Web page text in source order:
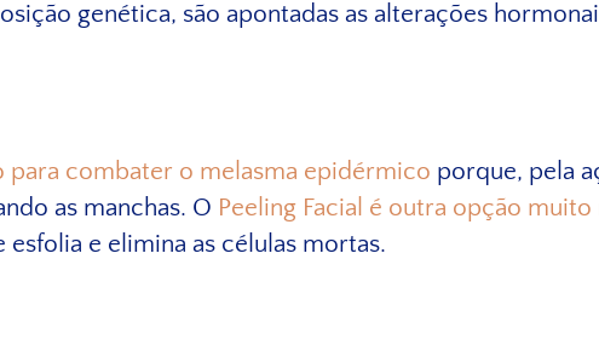
genética, são apontadas as alterações
para combater o melasma epidérmico porque, pela
as manchas. O Peeling Facial é outra opção
e elimina as células mortas.